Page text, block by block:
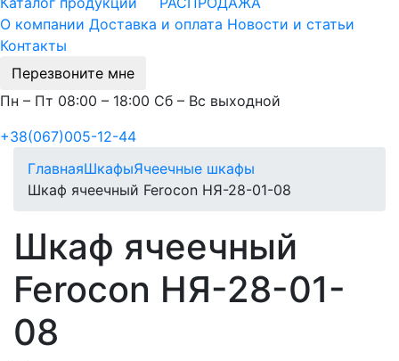
О компании Доставка и оплата Новости и статьи
Контакты
Перезвоните мне
Пн – Пт 08:00 – 18:00 Сб – Вс выходной
+38(067)005-12-44
ГлавнаяШкафыЯчеечные шкафы
Шкаф ячеечный Ferocon НЯ-28-01-08
Шкаф ячеечный
Ferocon НЯ-28-01-
08